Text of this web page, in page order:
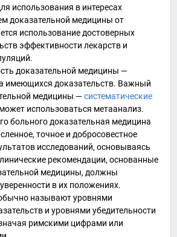
использования в интересах
доказательной медицины от
использование достоверных
эффективности лекарств и
доказательной медицины —
имеющихся доказательств. Важный
медицины —систематические
использоваться метаанализ.
больного доказательная медицина
точное и добросовестное
исследований, основываясь
рекомендации, основанные
медицины, должны
в их положениях.
называют уровнями
и уровнями убедительности
римскими цифрами или